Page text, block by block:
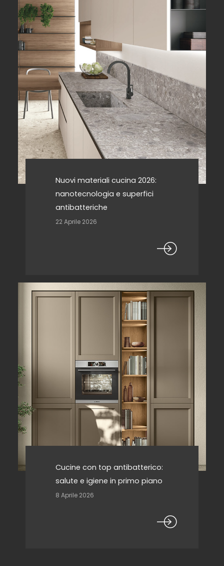
Nuovi materiali cucina 2026:
nanotecnologia e superfici
antibatteriche
22 Aprile 2026
Cucine con top antibatterico:
salute e igiene in primo piano
8 Aprile 2026